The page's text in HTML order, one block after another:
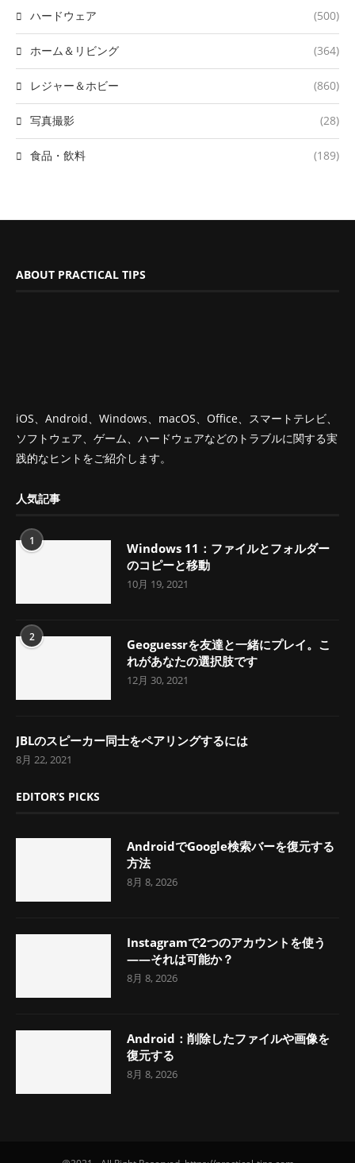
ハードウェア (500)
ホーム＆リビング (364)
レジャー＆ホビー (860)
写真撮影 (28)
食品・飲料 (189)
ABOUT PRACTICAL TIPS
iOS、Android、Windows、macOS、Office、スマートテレビ、
ソフトウェア、ゲーム、ハードウェアなどのトラブルに関する実
践的なヒントをご紹介します。
人気記事
1
Windows 11：ファイルとフォルダー
のコピーと移動
10月 19, 2021
2
Geoguessrを友達と一緒にプレイ。こ
れがあなたの選択肢です
12月 30, 2021
JBLのスピーカー同士をペアリングするには
8月 22, 2021
EDITOR’S PICKS
AndroidでGoogle検索バーを復元する
方法
8月 8, 2026
Instagramで2つのアカウントを使う
――それは可能か？
8月 8, 2026
Android：削除したファイルや画像を
復元する
8月 8, 2026